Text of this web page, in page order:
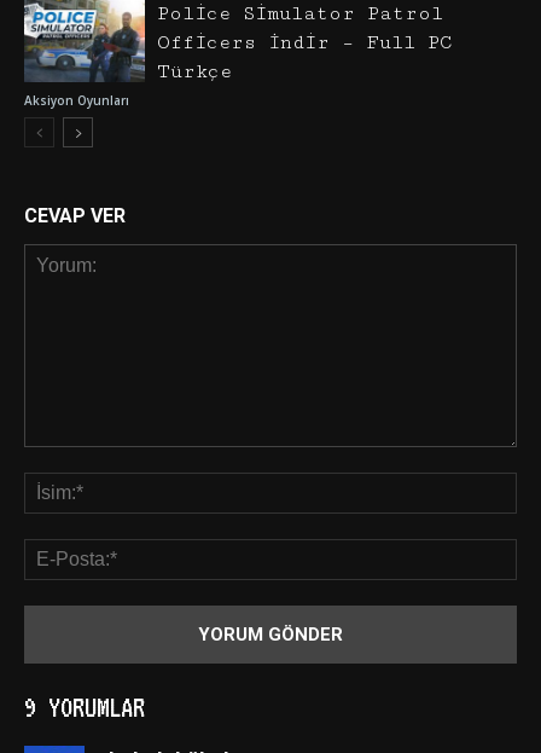
Aksiyon Oyunları
Police Simulator Patrol
Officers İndir – Full PC
Türkçe
CEVAP VER
9 YORUMLAR